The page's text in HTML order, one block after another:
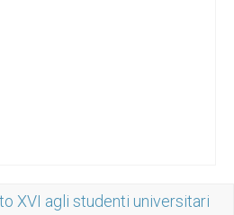
XVI agli studenti universitari